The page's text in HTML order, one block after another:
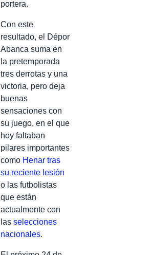
portera.
Con este
resultado, el Dépor
Abanca suma en
la pretemporada
tres derrotas y una
victoria, pero deja
buenas
sensaciones con
su juego, en el que
hoy faltaban
pilares importantes
como Henar tras
su reciente lesión
o las futbolistas
que están
actualmente con
las selecciones
nacionales.